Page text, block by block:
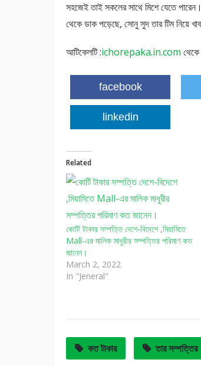
সহজেই তাই সকলের সাথে মিশে যেতে
থেকে ডাক পড়েছে, সোনু সুদ তার টিম নিয়ে
আটিকেলটি :ichorepaka.in.com
facebook
linkedin
Related
কোটি টাকার সম্পত্তি দেশে-বিদেশে ,মিয়ামিতে
Mall-এর মালিক মাধুরীর সম্পত্তির পরিমাণ কত
জানেন।
March 2, 2022
In "Jeneral"
কত টাকার তার সম্পত্তির